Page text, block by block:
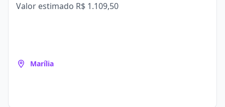
Valor estimado R$ 1.109,50
Marília